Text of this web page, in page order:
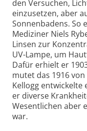
den Versuchen,
einzusetzen, aber
Sonnenbadens. So
Mediziner Niels
Linsen zur
UV-Lampe, um
Dafür erhielt er
mutet das 1916
Kellogg entwickelte
er diverse
Wesentlichen aber
war.